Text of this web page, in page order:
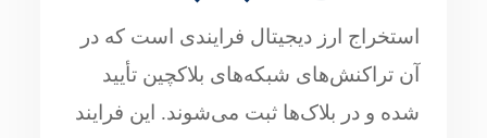
استخراج ارز دیجیتال فرایندی است که در
آن تراکنش‌های شبکه‌های بلاکچین تأیید
شده و در بلاک‌ها ثبت می‌شوند. این فرایند